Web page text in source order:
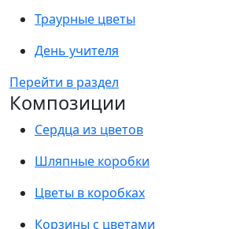
Траурные цветы
День учителя
Перейти в раздел
Композиции
Сердца из цветов
Шляпные коробки
Цветы в коробках
Корзины с цветами